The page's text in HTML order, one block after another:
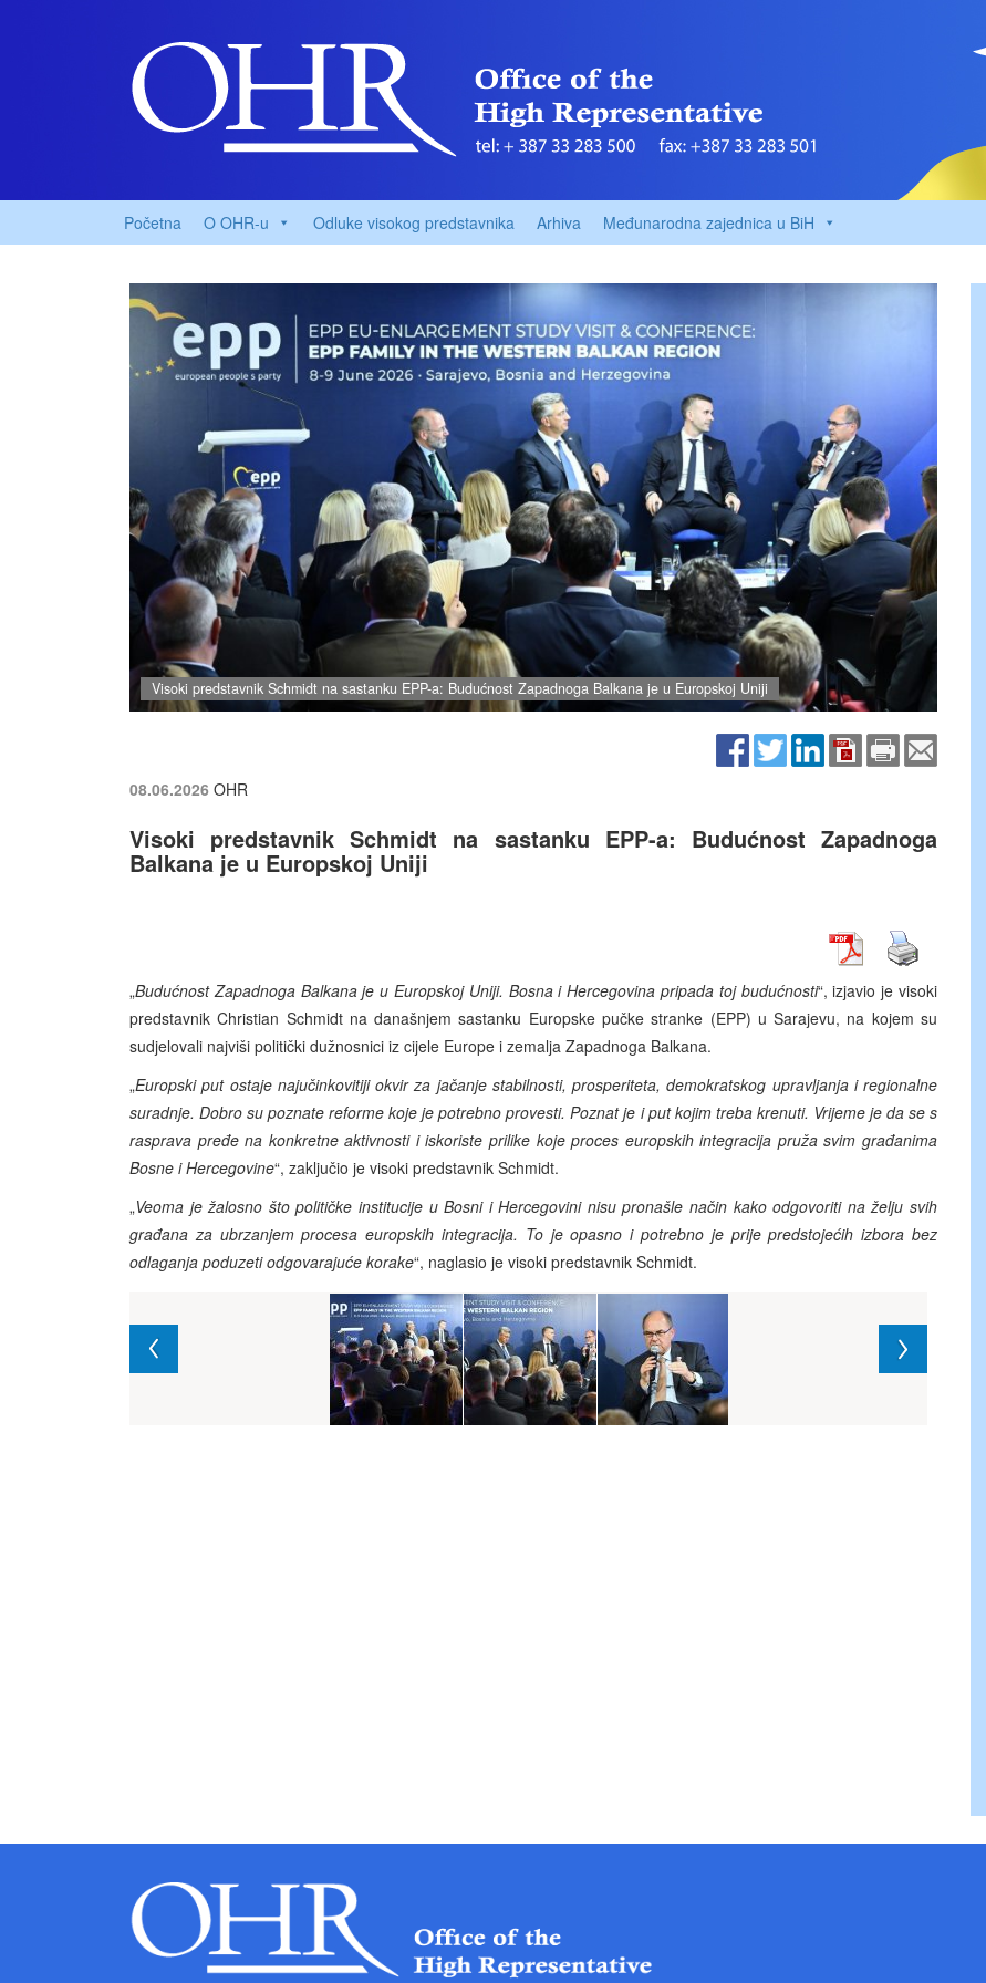
Početna O OHR-u Odluke visokog predstavnika Arhiva Međunarodna zajednica u BiH
Visoki predstavnik Schmidt na sastanku EPP-a: Budućnost Zapadnoga Balkana je u Europskoj Uniji
08.06.2026 OHR
Visoki predstavnik Schmidt na sastanku EPP-a: Budućnost Zapadnoga
Balkana je u Europskoj Uniji
„Budućnost Zapadnoga Balkana je u Europskoj Uniji. Bosna i Hercegovina pripada toj budućnosti“, izjavio je visoki
predstavnik Christian Schmidt na današnjem sastanku Europske pučke stranke (EPP) u Sarajevu, na kojem su
sudjelovali najviši politički dužnosnici iz cijele Europe i zemalja Zapadnoga Balkana.
„Europski put ostaje najučinkovitiji okvir za jačanje stabilnosti, prosperiteta, demokratskog upravljanja i regionalne
suradnje. Dobro su poznate reforme koje je potrebno provesti. Poznat je i put kojim treba krenuti. Vrijeme je da se s
rasprava pređe na konkretne aktivnosti i iskoriste prilike koje proces europskih integracija pruža svim građanima
Bosne i Hercegovine“, zaključio je visoki predstavnik Schmidt.
„Veoma je žalosno što političke institucije u Bosni i Hercegovini nisu pronašle način kako odgovoriti na želju svih
građana za ubrzanjem procesa europskih integracija. To je opasno i potrebno je prije predstojećih izbora bez
odlaganja poduzeti odgovarajuće korake“, naglasio je visoki predstavnik Schmidt.